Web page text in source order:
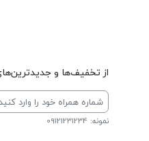
از تخفیف‌ها و
نمونه: 09121231234